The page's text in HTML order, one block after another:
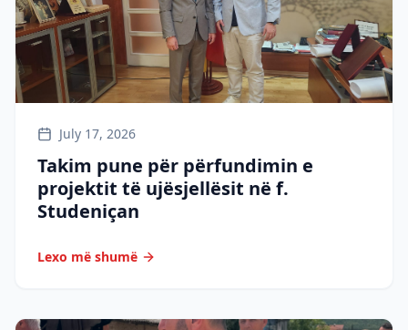
July 17, 2026
Takim pune për përfundimin e
projektit të ujësjellësit në f.
Studeniçan
Lexo më shumë